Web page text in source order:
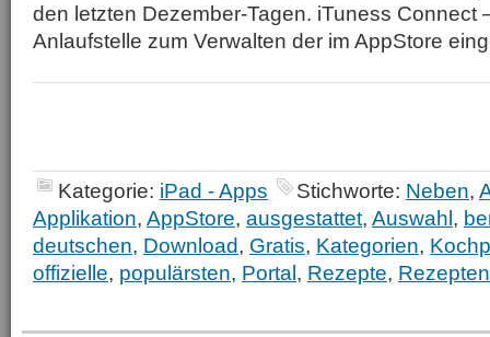
den letzten Dezember-Tagen. iTuness Connect
Anlaufstelle zum Verwalten der im AppStore
Kategorie: iPad - Apps Stichworte: Neben,
Applikation, AppStore, ausgestattet, Auswahl,
deutschen, Download, Gratis, Kategorien,
offizielle, populärsten, Portal, Rezepte, Rezepten